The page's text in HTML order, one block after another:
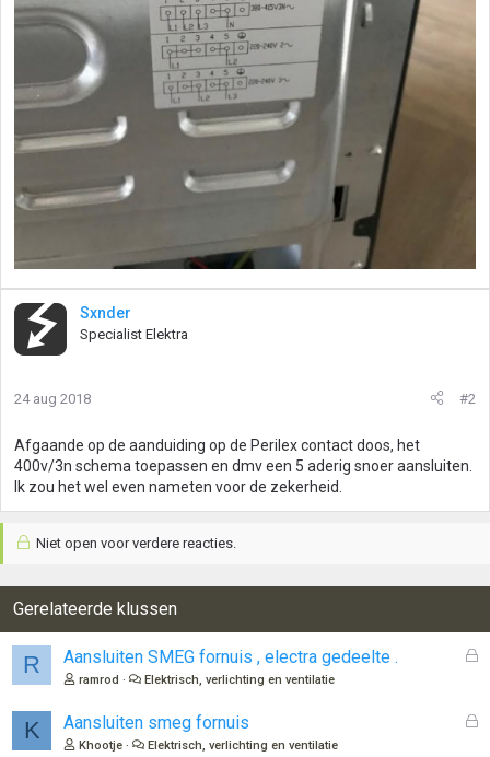
Sxnder
Specialist Elektra
24 aug 2018 #2
Afgaande op de aanduiding op de Perilex contact doos, het
400v/3n schema toepassen en dmv een 5 aderig snoer aansluiten.
Ik zou het wel even nameten voor de zekerheid.
Niet open voor verdere reacties.
Gerelateerde klussen
R
G
l
Aansluiten SMEG fornuis , electra gedeelte .
ramrod Elektrisch, verlichting en ventilatie
K
G
Aansluiten smeg fornuis
Khootje Elektrisch, verlichting en ventilatie